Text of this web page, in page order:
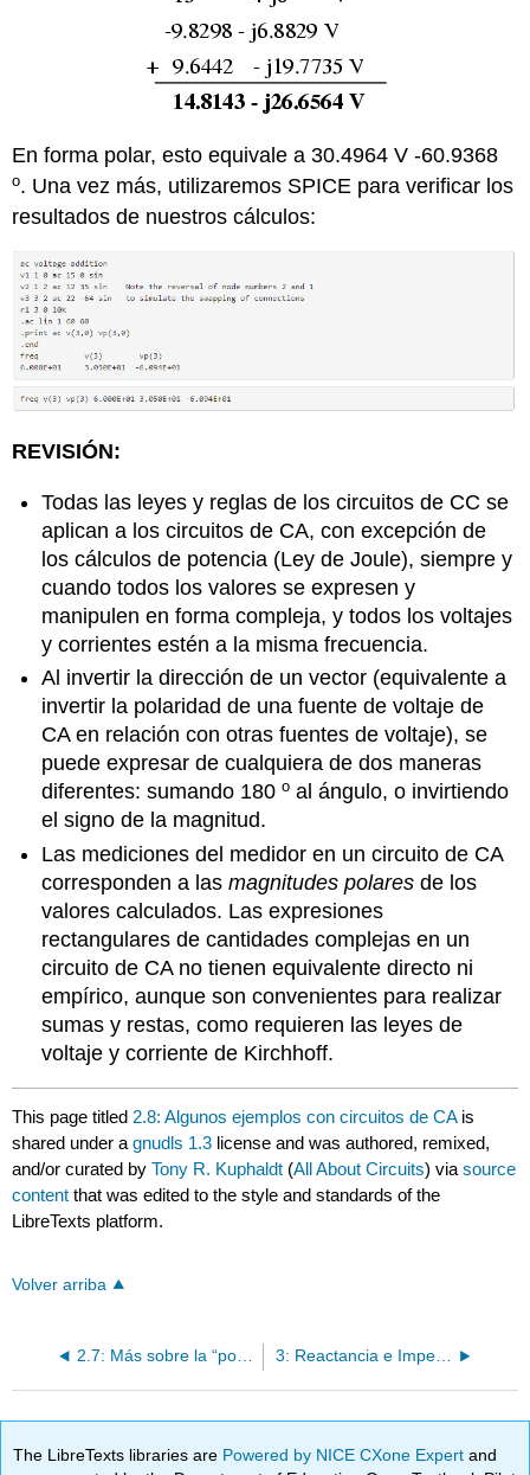
En forma polar, esto equivale a 30.4964 V -60.9368
o. Una vez más, utilizaremos SPICE para verificar los
resultados de nuestros cálculos:
REVISIÓN:
Todas las leyes y reglas de los circuitos de CC se
aplican a los circuitos de CA, con excepción de
los cálculos de potencia (Ley de Joule), siempre y
cuando todos los valores se expresen y
manipulen en forma compleja, y todos los voltajes
y corrientes estén a la misma frecuencia.
Al invertir la dirección de un vector (equivalente a
invertir la polaridad de una fuente de voltaje de
CA en relación con otras fuentes de voltaje), se
puede expresar de cualquiera de dos maneras
diferentes: sumando 180o al ángulo, o invirtiendo
el signo de la magnitud.
Las mediciones del medidor en un circuito de CA
corresponden a lasmagnitudes polares de los
valores calculados. Las expresiones
rectangulares de cantidades complejas en un
circuito de CA no tienen equivalente directo ni
empírico, aunque son convenientes para realizar
sumas y restas, como requieren las leyes de
voltaje y corriente de Kirchhoff.
This page titled 2.8: Algunos ejemplos con circuitos de CAis
shared under agnudls 1.3 license and was authored, remixed,
and/or curated byTony R. Kuphaldt (All About Circuits) viasource
content that was edited to the style and standards of the
LibreTexts platform.
Volver arriba
2.7: Más sobre la “polaridad” de CA 3: Reactancia e Impedancia - Inductiva
The LibreTexts libraries are Powered by NICE CXone Expertand